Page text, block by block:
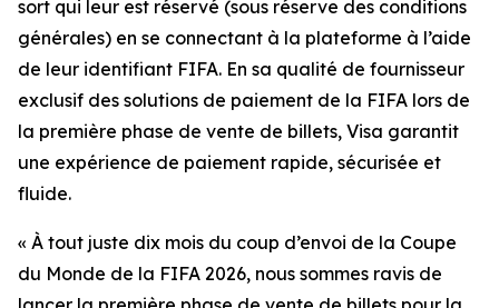
sort qui leur est réservé (sous réserve des conditions
générales) en se connectant à la plateforme à l’aide
de leur identifiant FIFA. En sa qualité de fournisseur
exclusif des solutions de paiement de la FIFA lors de
la première phase de vente de billets, Visa garantit
une expérience de paiement rapide, sécurisée et
fluide.
« À tout juste dix mois du coup d’envoi de la Coupe
du Monde de la FIFA 2026, nous sommes ravis de